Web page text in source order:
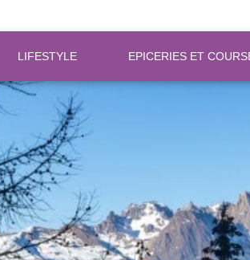
LIFESTYLE EPICERIES ET